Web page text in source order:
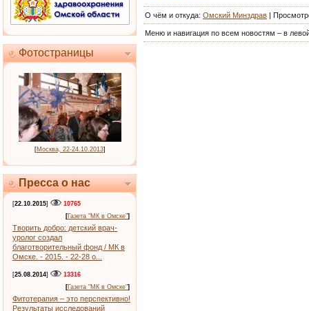
Фотостраницы
[Москва, 22-24.10.2013]
Пресса о нас
[22.10.2015]
10765
[Газета "МК в Омске"]
Творить добро: детский врач-
уролог создал
благотворительный фонд / МК в
Омске. - 2015. - 22-28 о...
[25.08.2014]
13316
[Газета "МК в Омске"]
Фитотерапия – это перспективно!
Результаты исследований
О чём и откуда: Омский Минздрав |
Меню и навигация по всем новостям – в